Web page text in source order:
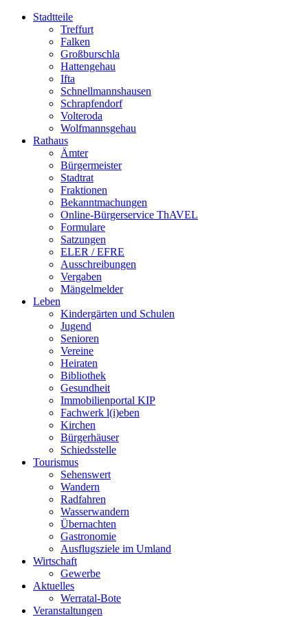
Stadtteile
Treffurt
Falken
Großburschla
Hattengehau
Ifta
Schnellmannshausen
Schrapfendorf
Volteroda
Wolfmannsgehau
Rathaus
Ämter
Bürgermeister
Stadtrat
Fraktionen
Bekanntmachungen
Online-Bürgerservice ThAVEL
Formulare
Satzungen
ELER / EFRE
Ausschreibungen
Vergaben
Mängelmelder
Leben
Kindergärten und Schulen
Jugend
Senioren
Vereine
Heiraten
Bibliothek
Gesundheit
Immobilienportal KIP
Fachwerk l(i)eben
Kirchen
Bürgerhäuser
Schiedsstelle
Tourismus
Sehenswert
Wandern
Radfahren
Wasserwandern
Übernachten
Gastronomie
Ausflugsziele im Umland
Wirtschaft
Gewerbe
Aktuelles
Werratal-Bote
Veranstaltungen